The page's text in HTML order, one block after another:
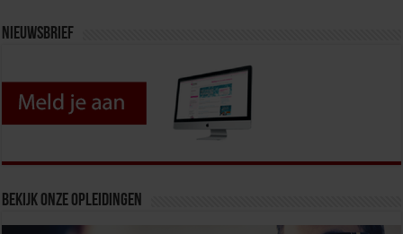
Nieuwsbrief
Bekijk onze opleidingen